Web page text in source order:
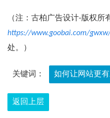
（注：古柏广告设计-版权所
https://www.goobai.com/
处。）
关键词： 如何让网站更
返回上层